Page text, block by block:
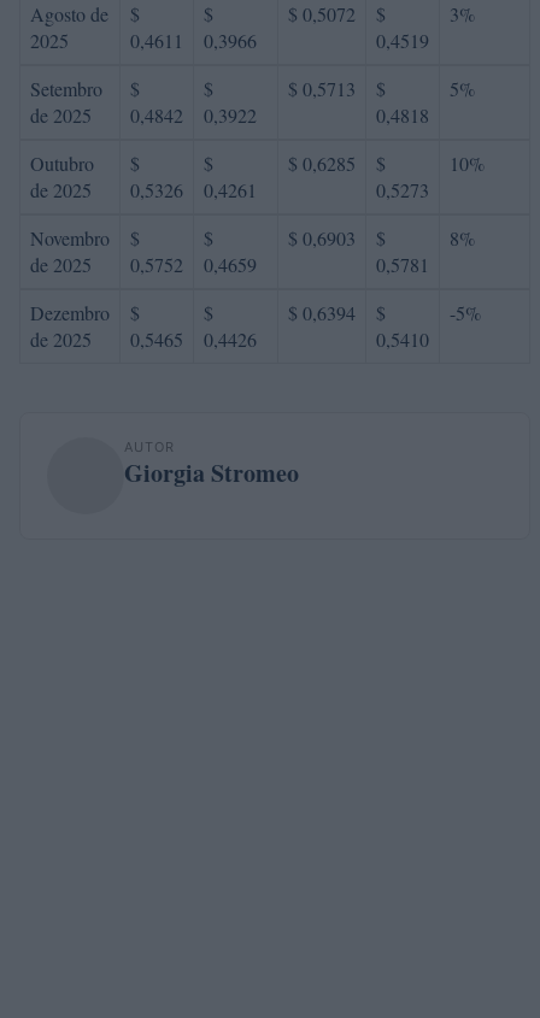
Agosto de
2025
$
0,4611
$
0,3966
$ 0,5072
$
0,4519
3%
Setembro
de 2025
$
0,4842
$
0,3922
$ 0,5713
$
0,4818
5%
Outubro
de 2025
$
0,5326
$
0,4261
$ 0,6285
$
0,5273
10%
Novembro
de 2025
$
0,5752
$
0,4659
$ 0,6903
$
0,5781
8%
Dezembro
de 2025
$
0,5465
$
0,4426
$ 0,6394
$
0,5410
-5%
AUTOR
Giorgia Stromeo